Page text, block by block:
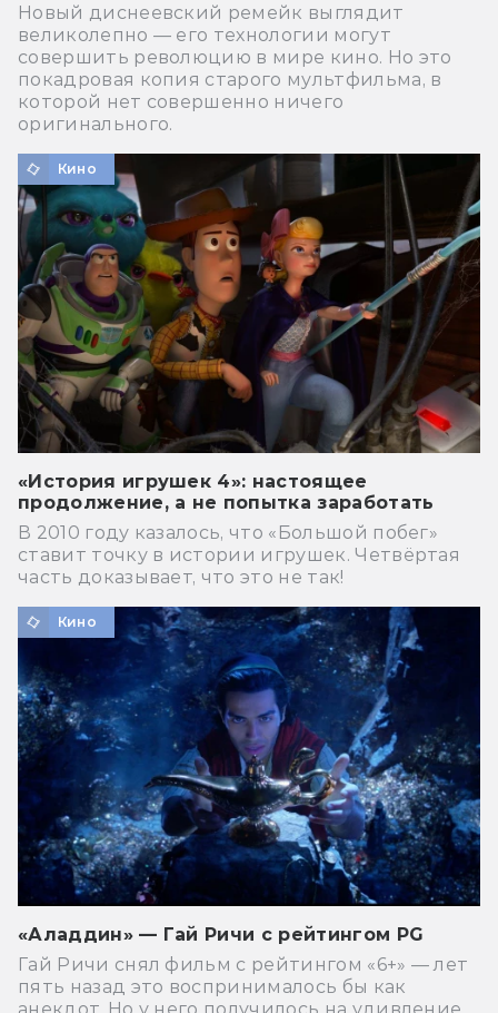
Новый диснеевский ремейк выглядит
великолепно — его технологии могут
совершить революцию в мире кино. Но это
покадровая копия старого мультфильма, в
которой нет совершенно ничего
оригинального.
Кино
«История игрушек 4»: настоящее
продолжение, а не попытка заработать
В 2010 году казалось, что «Большой побег»
ставит точку в истории игрушек. Четвёртая
часть доказывает, что это не так!
Кино
«Аладдин» — Гай Ричи с рейтингом PG
Гай Ричи снял фильм с рейтингом «6+» — лет
пять назад это воспринималось бы как
анекдот. Но у него получилось на удивление